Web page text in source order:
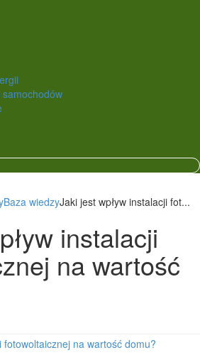
Baza wiedzyJaki jest wpływ instalacji fot...
instalacji
na wartość